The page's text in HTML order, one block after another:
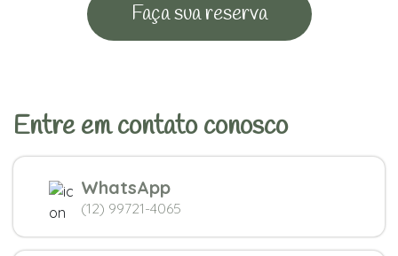
Faça sua reserva
Entre em contato conosco
WhatsApp
(12) 99721-4065